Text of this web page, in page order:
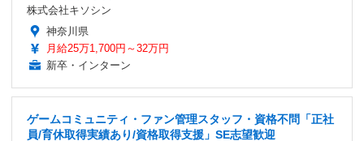
株式会社キソシン
神奈川県
月給25万1,700円～32万円
新卒・インターン
ゲームコミュニティ・ファン管理スタッフ・資格不問「正社
員/育休取得実績あり/資格取得支援」SE志望歓迎